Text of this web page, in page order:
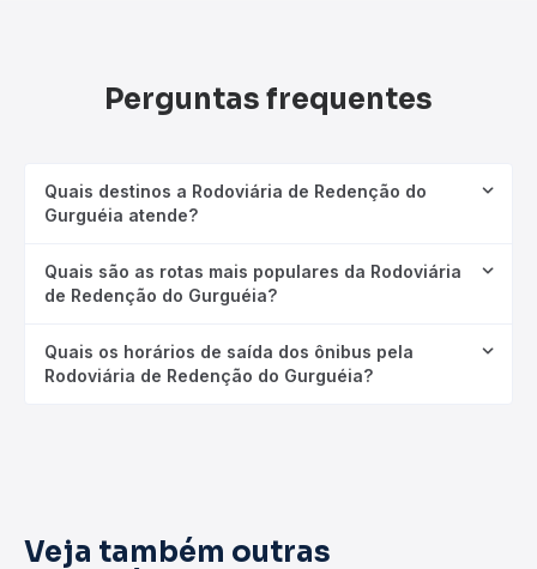
Perguntas frequentes
Quais destinos a Rodoviária de Redenção do
Gurguéia atende?
Quais são as rotas mais populares da Rodoviária
de Redenção do Gurguéia?
Quais os horários de saída dos ônibus pela
Rodoviária de Redenção do Gurguéia?
Veja também outras